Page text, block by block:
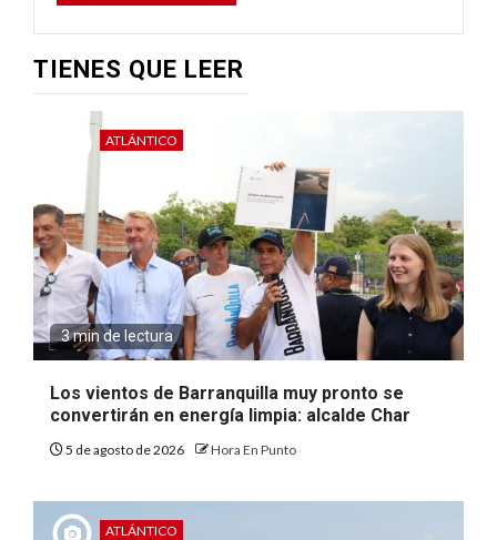
TIENES QUE LEER
ATLÁNTICO
3 min de lectura
Los vientos de Barranquilla muy pronto se
convertirán en energía limpia: alcalde Char
5 de agosto de 2026 Hora En Punto
ATLÁNTICO